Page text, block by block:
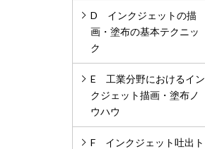
D インクジェットの描
画・塗布の基本テクニッ
ク
E 工業分野におけるイン
クジェット描画・塗布ノ
ウハウ
F インクジェット吐出ト